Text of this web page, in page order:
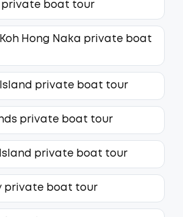
private boat tour
Hong Naka private boat
Island private boat tour
private boat tour
Island private boat tour
private boat tour